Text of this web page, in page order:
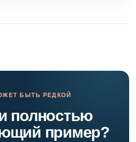
БЫТЬ РЕДКОЙ
полностью
пример?